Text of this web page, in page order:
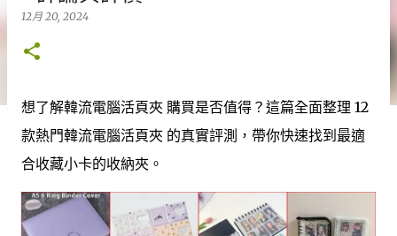
12月 20, 2024
想了解韓流電腦活頁夾 購買是否值得？這篇全面整理 12
款熱門韓流電腦活頁夾 的真實評測，帶你快速找到最適
合收藏小卡的收納夾。